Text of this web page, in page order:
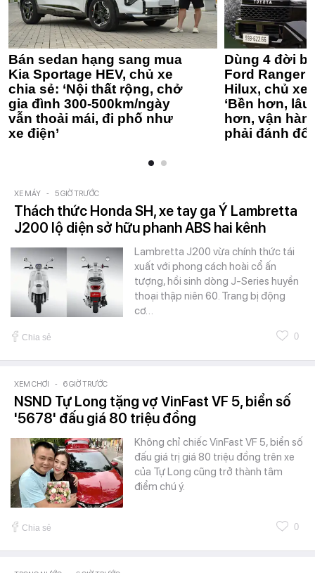
Bán sedan hạng sang mua
Kia Sportage HEV, chủ xe
chia sẻ: ‘Nội thất rộng, chở
gia đình 300-500km/ngày
vẫn thoải mái, đi phố như
xe điện’
Dùng 4 đời
Ford Ranger
Hilux, chủ xe
‘Bền hơn,
hơn, vận
phải đánh
XE MÁY - 5 GIỜ TRƯỚC
Thách thức Honda SH, xe tay ga Ý Lambretta
J200 lộ diện sở hữu phanh ABS hai kênh
Lambretta J200 vừa chính thức tái
xuất với phong cách hoài cổ ấn
tượng, hồi sinh dòng J-Series huyền
thoại thập niên 60. Trang bị động
cơ…
Chia sẻ 0
XEM CHƠI - 6 GIỜ TRƯỚC
NSND Tự Long tặng vợ VinFast VF 5, biển số
'5678' đấu giá 80 triệu đồng
Không chỉ chiếc VinFast VF 5, biển số
đấu giá trị giá 80 triệu đồng trên xe
của Tự Long cũng trở thành tâm
điểm chú ý.
Chia sẻ 0